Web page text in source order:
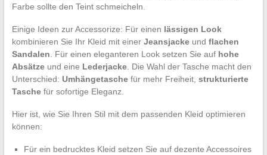
Farbe sollte den Teint schmeicheln.
Einige Ideen zur Accessorize: Für einen lässigen Look
kombinieren Sie Ihr Kleid mit einer Jeansjackeund flachen
Sandalen . Für einen eleganteren Look setzen Sie auf hohe
Absätzeund eine Lederjacke. Die Wahl der Tasche macht den
Unterschied: Umhängetaschefür mehr Freiheit, strukturierte
Taschefür sofortige Eleganz.
Hier ist, wie Sie Ihren Stil mit dem passenden Kleid optimieren
können:
Für ein bedrucktes Kleid setzen Sie auf dezente Accessoires